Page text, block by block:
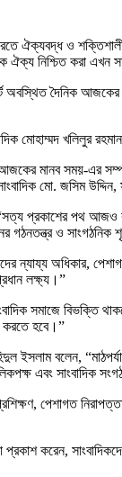
ঐক্যবদ্ধ ও
ঐক্য নিশ্চিত করা এখন
দৈনিক আজকের
মোহাম্মদ খলিলুর
মানব সময়-এর
মো. জসিম উদ্দিন,
প্রকাশের পথ আজও
ও সাংগঠনিক
ন্যায্য অধিকার,
লক্ষ্য।”
সমাজে
করতে হবে।”
ইসলাম বলেন,
এবং
পেশাগত
করেন,